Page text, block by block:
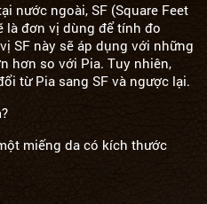
nước ngoài, SF (Square Feet
là đơn vị dùng để tính đo
SF này sẽ áp dụng với những
hơn so với Pia. Tuy nhiên,
từ Pia sang SF và ngược lại.
miếng da có kích thước